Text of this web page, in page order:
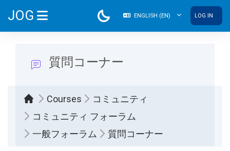
JOG ENGLISH ‎(EN)‎ LOG IN
質問コーナー
Courses
コミュニティ
コミュニティ フォーラム
一般フォーラム
質問コーナー